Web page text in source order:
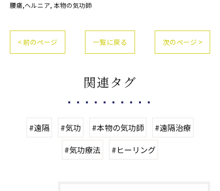
腰痛,ヘルニア 本物の気功師
< 前のページ 一覧に戻る 次のページ >
関連タグ
#遠隔 #気功 #本物の気功師
#遠隔治療
#気功療法
#ヒーリング